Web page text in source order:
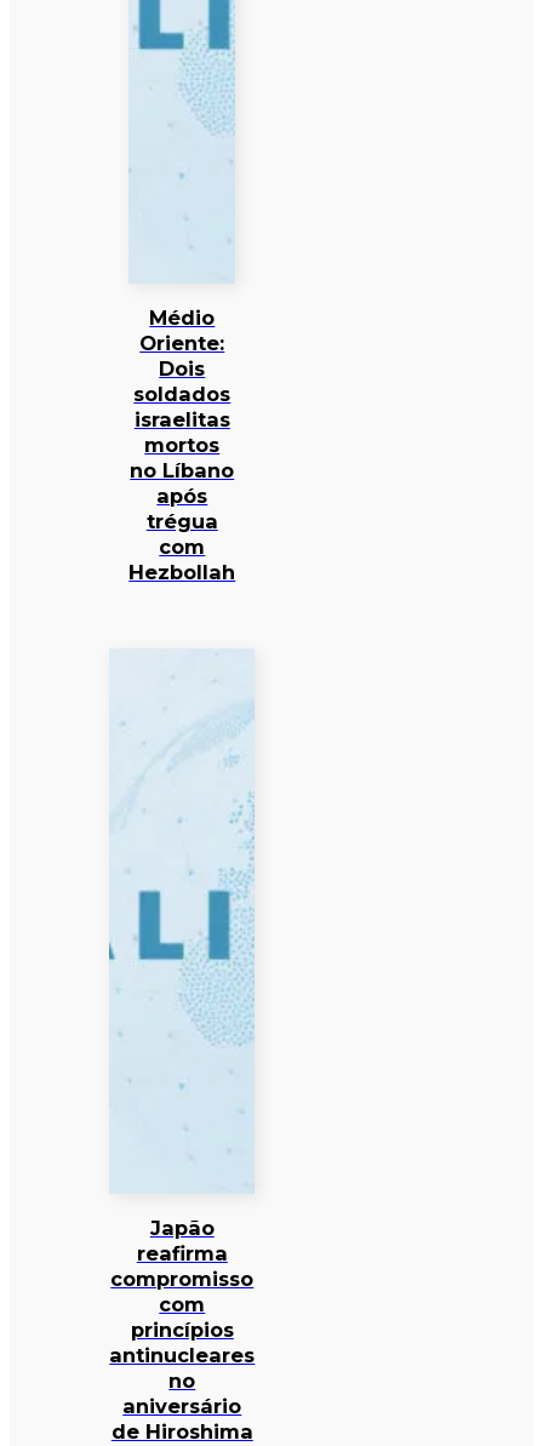
Médio
Oriente:
Dois
soldados
israelitas
mortos
no Líbano
após
trégua
com
Hezbollah
Japão
reafirma
compromisso
com
princípios
antinucleares
no
aniversário
de Hiroshima